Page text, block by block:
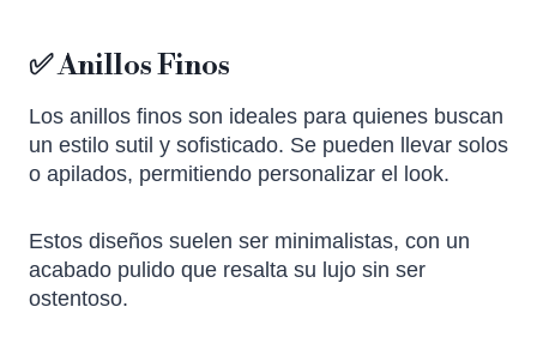
✅ Anillos Finos
Los anillos finos son ideales para quienes buscan
un estilo sutil y sofisticado. Se pueden llevar solos
o apilados, permitiendo personalizar el look.
Estos diseños suelen ser minimalistas, con un
acabado pulido que resalta su lujo sin ser
ostentoso.